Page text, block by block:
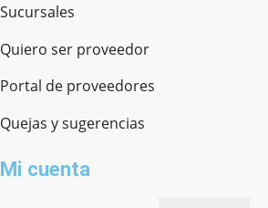
Sucursales
Quiero ser proveedor
Portal de proveedores
Quejas y sugerencias
Mi cuenta